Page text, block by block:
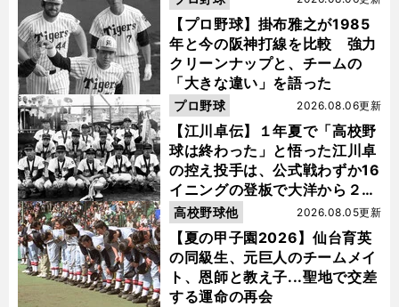
【プロ野球】掛布雅之が1985
年と今の阪神打線を比較 強力
クリーンナップと、チームの
「大きな違い」を語った
【江川卓伝】１年夏で「高校野
球は終わった」と悟った江川卓
の控え投手は、公式戦わずか16
イニングの登板で大洋から２位
指名を受けた
2026.08.06更新
プロ野球
【夏の甲子園2026】仙台育英
の同級生、元巨人のチームメイ
ト、恩師と教え子...聖地で交差
する運命の再会
2026.08.05更新
高校野球他